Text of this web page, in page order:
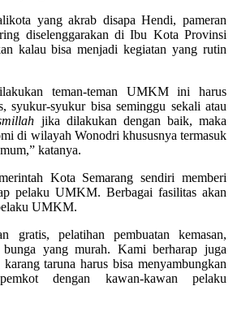
yang akrab disapa Hendi, pameran
diselenggarakan di Ibu Kota Provinsi
kalau bisa menjadi kegiatan yang rutin
teman-teman UMKM ini harus
syukur-syukur bisa seminggu sekali atau
jika dilakukan dengan baik, maka
di wilayah Wonodri khususnya termasuk
katanya.
Kota Semarang sendiri memberi
pelaku UMKM. Berbagai fasilitas akan
UMKM.
gratis, pelatihan pembuatan kemasan,
yang murah. Kami berharap juga
taruna harus bisa menyambungkan
dengan kawan-kawan pelaku